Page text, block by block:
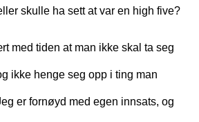
skulle ha sett at var en high five?
med tiden at man ikke skal ta seg
ikke henge seg opp i ting man
er fornøyd med egen innsats, og